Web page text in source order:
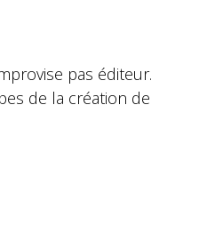
pas éditeur.
de la création de